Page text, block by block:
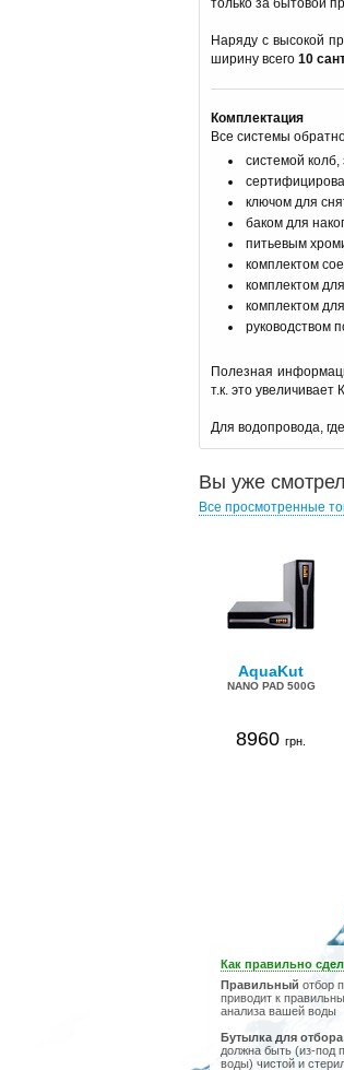
только за бытовой
Наряду с высокой
ширину всего 10
Комплектация
Все системы
системой
ключом для
баком для
питьевым
комплектом
комплектом
комплектом
руководством
Полезная
т.к. это
Для водопровода,
Вы уже
Все просмотренные
AquaKut
NANO PAD 500G
8960 грн.
Как правильно
Правильный отбор
приводит к
анализа вашей воды
Бутылка для отбора
должна быть (из-под
воды) чистой и